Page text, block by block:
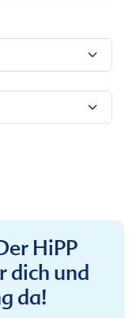
HiPP
dich und
da!